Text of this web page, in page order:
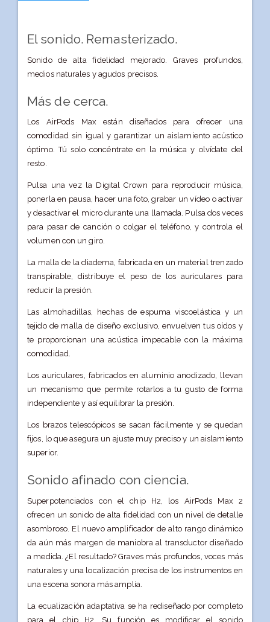
El sonido. Remasterizado.
Sonido de alta fidelidad mejorado. Graves profundos,
medios naturales y agudos precisos.
Más de cerca.
Los AirPods Max están diseñados para ofrecer una
comodidad sin igual y garantizar un aislamiento acústico
óptimo. Tú solo concéntrate en la música y olvídate del
resto.
Pulsa una vez la Digital Crown para reproducir música,
ponerla en pausa, hacer una foto, grabar un vídeo o activar
y desactivar el micro durante una llamada. Pulsa dos veces
para pasar de canción o colgar el teléfono, y controla el
volumen con un giro.
La malla de la diadema, fabricada en un material trenzado
transpirable, distribuye el peso de los auriculares para
reducir la presión.
Las almohadillas, hechas de espuma viscoelástica y un
tejido de malla de diseño exclusivo, envuelven tus oídos y
te proporcionan una acústica impecable con la máxima
comodidad.
Los auriculares, fabricados en aluminio anodizado, llevan
un mecanismo que permite rotarlos a tu gusto de forma
independiente y así equilibrar la presión.
Los brazos telescópicos se sacan fácilmente y se quedan
fijos, lo que asegura un ajuste muy preciso y un aislamiento
superior.
Sonido afinado con ciencia.
Superpotenciados con el chip H2, los AirPods Max 2
ofrecen un sonido de alta fidelidad con un nivel de detalle
asombroso. El nuevo amplificador de alto rango dinámico
da aún más margen de maniobra al transductor diseñado
a medida. ¿El resultado? Graves más profundos, voces más
naturales y una localización precisa de los instrumentos en
una escena sonora más amplia.
La ecualización adaptativa se ha rediseñado por completo
para el chip H2. Su función es modificar el sonido